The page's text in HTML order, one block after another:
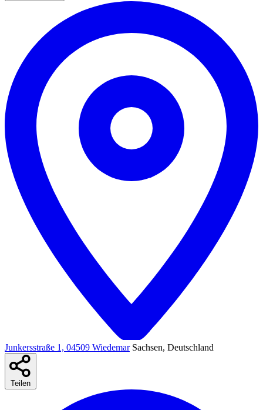
Junkersstraße 1, 04509 Wiedemar Sachsen, Deutschland
Teilen